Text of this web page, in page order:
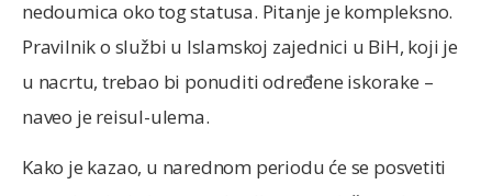
nedoumica oko tog statusa. Pitanje je kompleksno.
Pravilnik o službi u Islamskoj zajednici u BiH, koji je
u nacrtu, trebao bi ponuditi određene iskorake –
naveo je reisul-ulema.
Kako je kazao, u narednom periodu će se posvetiti